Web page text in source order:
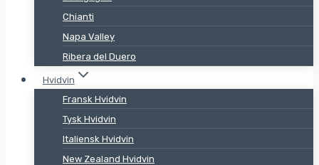
Chianti
Napa Valley
Ribera del Duero
Hvidvin
Fransk Hvidvin
Tysk Hvidvin
Italiensk Hvidvin
New Zealand Hvidvin